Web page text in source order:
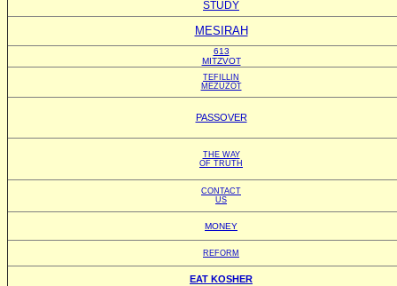
STUDY
MESIRAH
613
MITZVOT
TEFILLIN
MEZUZOT
PASSOVER
THE WAY
OF TRUTH
CONTACT
US
MONEY
REFORM
EAT KOSHER